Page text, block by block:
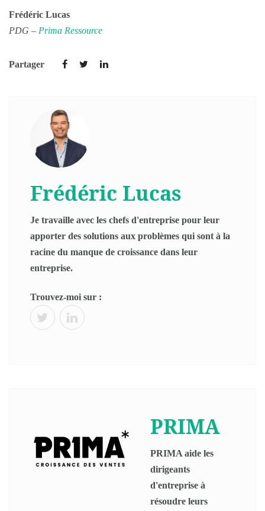
Frédéric Lucas
PDG – Prima Ressource
Partager
Frédéric Lucas
Je travaille avec les chefs d'entreprise pour leur
apporter des solutions aux problèmes qui sont à la
racine du manque de croissance dans leur
entreprise.
Trouvez-moi sur :
PRIMA
PRIMA aide les
dirigeants
d'entreprise à
résoudre leurs